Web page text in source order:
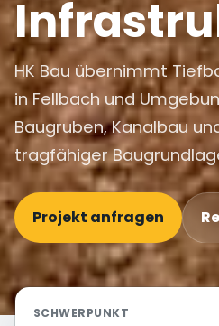
HK Bau übernimmt
in Fellbach und
Baugruben, Kanalbau
tragfähiger
Projekt anfragen
SCHWERPUNKT